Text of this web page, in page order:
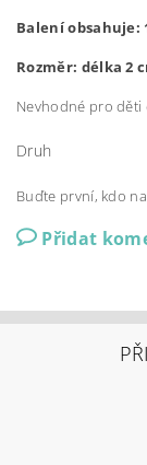
Balení obsahuje:
Rozměr: délka 2
Nevhodné pro děti
Druh
Buďte první, kdo
Přidat